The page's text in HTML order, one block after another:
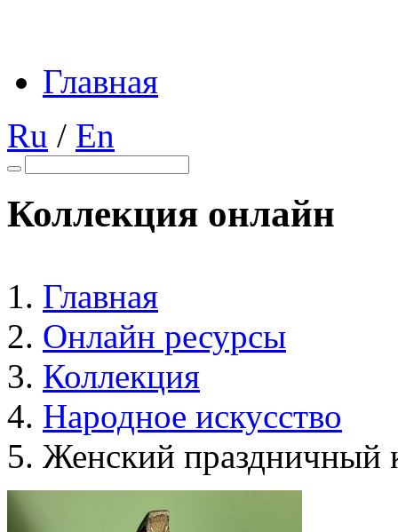
Главная
Ru / En
Коллекция онлайн
Главная
Онлайн ресурсы
Коллекция
Народное искусство
Женский праздничный